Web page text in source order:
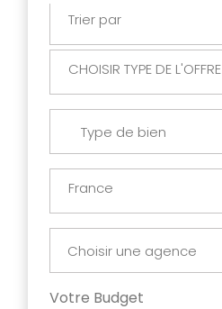
Trier par
CHOISIR TYPE DE L'OFFRE
Type de bien
France
Votre Budget